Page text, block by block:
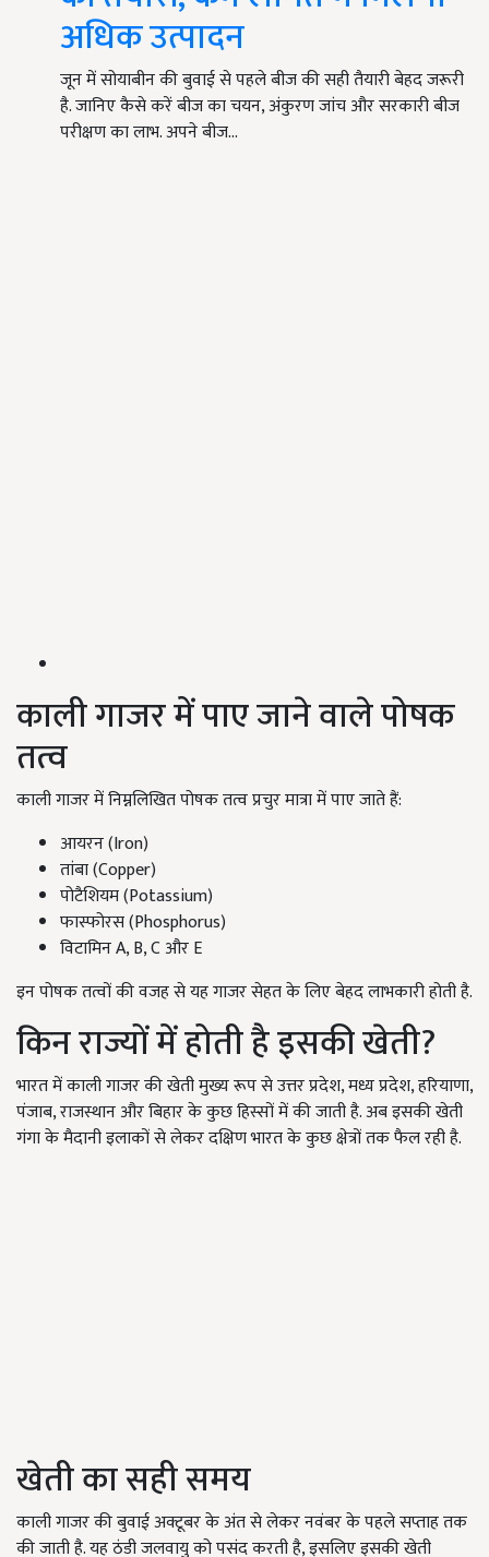
अधिक उत्पादन
जून में सोयाबीन की बुवाई से पहले बीज की सही तैयारी बेहद जरूरी
है. जानिए कैसे करें बीज का चयन, अंकुरण जांच और सरकारी बीज
परीक्षण का लाभ. अपने बीज…
काली गाजर में पाए जाने वाले पोषक
तत्व
काली गाजर में निम्नलिखित पोषक तत्व प्रचुर मात्रा में पाए जाते हैं:
आयरन (Iron)
तांबा (Copper)
पोटैशियम (Potassium)
फास्फोरस (Phosphorus)
विटामिन A, B, C और E
इन पोषक तत्वों की वजह से यह गाजर सेहत के लिए बेहद लाभकारी होती है.
किन राज्यों में होती है इसकी खेती?
भारत में काली गाजर की खेती मुख्य रूप से उत्तर प्रदेश, मध्य प्रदेश, हरियाणा,
पंजाब, राजस्थान और बिहार के कुछ हिस्सों में की जाती है. अब इसकी खेती
गंगा के मैदानी इलाकों से लेकर दक्षिण भारत के कुछ क्षेत्रों तक फैल रही है.
खेती का सही समय
काली गाजर की बुवाई अक्टूबर के अंत से लेकर नवंबर के पहले सप्ताह तक
की जाती है. यह ठंडी जलवायु को पसंद करती है, इसलिए इसकी खेती